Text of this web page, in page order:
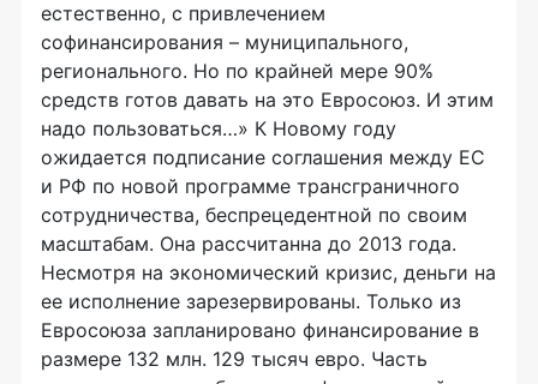
естественно, с привлечением
софинансирования – муниципального,
регионального. Но по крайней мере 90%
средств готов давать на это Евросоюз. И этим
надо пользоваться…» К Новому году
ожидается подписание соглашения между ЕС
и РФ по новой программе трансграничного
сотрудничества, беспрецедентной по своим
масштабам. Она рассчитанна до 2013 года.
Несмотря на экономический кризис, деньги на
ее исполнение зарезервированы. Только из
Евросоюза запланировано финансирование в
размере 132 млн. 129 тысяч евро. Часть